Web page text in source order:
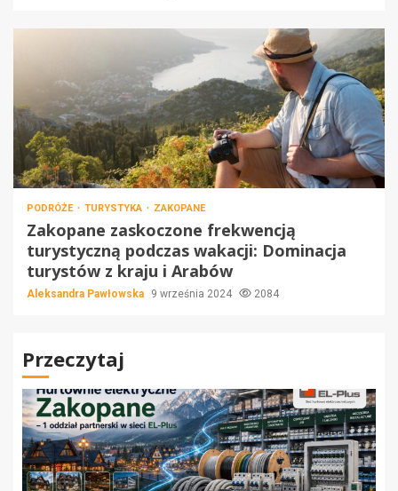
PODRÓŻE TURYSTYKA ZAKOPANE
Zakopane zaskoczone frekwencją
turystyczną podczas wakacji: Dominacja
turystów z kraju i Arabów
Aleksandra Pawłowska 9 września 2024 2084
Przeczytaj